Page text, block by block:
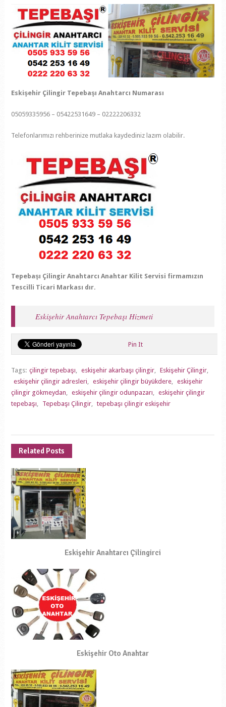
Eskişehir Çilingir Tepebaşı Anahtarcı Numarası
05059335956 – 05422531649 – 02222206332
Telefonlarımızı rehberinize mutlaka kaydediniz lazım olabilir.
Tepebaşı Çilingir Anahtarcı Anahtar Kilit Servisi firmamızın
Tescilli Ticari Markası dır.
Eskişehir Anahtarcı Tepebaşı Hizmeti
Pin It
Tags: çilingir tepebaşı, eskişehir akarbaşı çilingir, Eskişehir Çilingir,
eskişehir çilingir adresleri, eskişehir çilingir büyükdere, eskişehir
çilingir gökmeydan, eskişehir çilingir odunpazarı, eskişehir çilingir
tepebaşı, Tepebaşı Çilingir, tepebaşı çilingir eskişehir
Related Posts
Eskişehir Anahtarcı Çilingirci
Eskişehir Oto Anahtar